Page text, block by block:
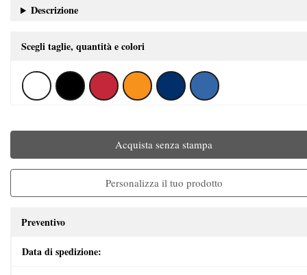
Descrizione
Scegli taglie, quantità e colori
Acquista senza stampa
Personalizza il tuo prodotto
Preventivo
Data di spedizione: